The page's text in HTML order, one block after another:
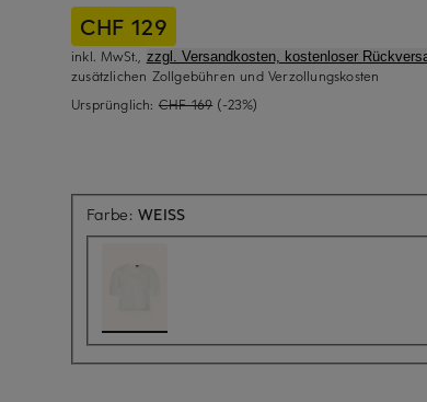
CHF 129
inkl. MwSt., zzgl. Versandkosten, kostenloser
zusätzlichen Zollgebühren und Verzollungskosten
Ursprünglich: CHF 169 (-23%)
Farbe:WEISS